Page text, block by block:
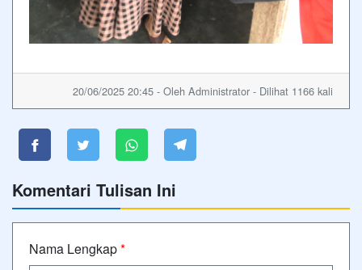
20/06/2025 20:45 - Oleh Administrator - Dilihat 1166 kali
Komentari Tulisan Ini
Nama Lengkap*